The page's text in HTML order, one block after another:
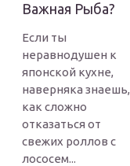
Важная Рыба?
Если ты
неравнодушен к
японской кухне,
наверняка знаешь,
как сложно
отказаться от
свежих роллов с
лососем...